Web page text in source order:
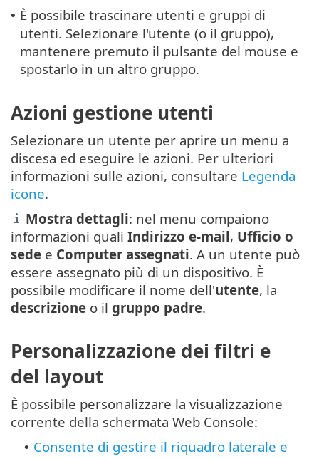
• È possibile trascinare utenti e gruppi di
utenti. Selezionare l'utente (o il gruppo),
mantenere premuto il pulsante del mouse e
spostarlo in un altro gruppo.
Azioni gestione utenti
Selezionare un utente per aprire un menu a
discesa ed eseguire le azioni. Per ulteriori
informazioni sulle azioni, consultare Legenda
icone.
Mostra dettagli: nel menu compaiono
informazioni quali Indirizzo e-mail, Ufficio o
sede e Computer assegnati. A un utente può
essere assegnato più di un dispositivo. È
possibile modificare il nome dell'utente, la
descrizione o il gruppo padre.
Personalizzazione dei filtri e
del layout
È possibile personalizzare la visualizzazione
corrente della schermata Web Console:
• Consente di gestire il riquadro laterale e